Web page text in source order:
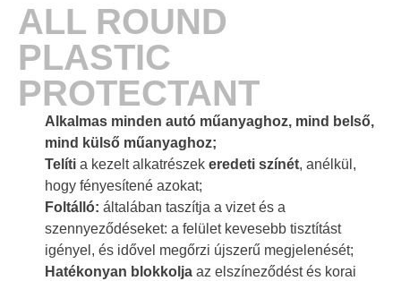
ALL ROUND
PLASTIC
PROTECTANT
Alkalmas minden autó műanyaghoz, mind belső,
mind külső műanyaghoz;
Telíti a kezelt alkatrészek eredeti színét, anélkül,
hogy fényesítené azokat;
Foltálló: általában taszítja a vizet és a
szennyeződéseket: a felület kevesebb tisztítást
igényel, és idővel megőrzi újszerű megjelenését;
Hatékonyan blokkolja az elszíneződést és korai